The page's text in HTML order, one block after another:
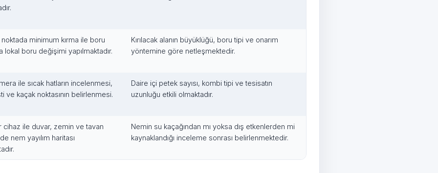
minimum kırma ile boru
lokal boru değişimi yapılmaktadır.
Kırılacak alanın büyüklüğü, boru tipi ve onarım
yöntemine göre netleşmektedir.
ile sıcak hatların incelenmesi,
ve kaçak noktasının belirlenmesi.
Daire içi petek sayısı, kombi tipi ve tesisatın
uzunluğu etkili olmaktadır.
cihaz ile duvar, zemin ve tavan
nem yayılım haritası
Nemin su kaçağından mı yoksa dış etkenlerden mi
kaynaklandığı inceleme sonrası belirlenmektedir.